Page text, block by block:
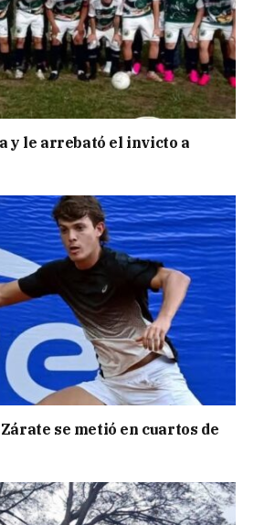
y le arrebató el invicto a
se metió en cuartos de